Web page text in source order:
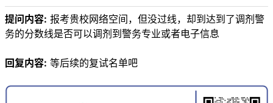
提问内容: 报考贵校网络空间，但没过线，却到达到了调剂警
务的分数线是否可以调剂到警务专业或者电子信息
回复内容: 等后续的复试名单吧